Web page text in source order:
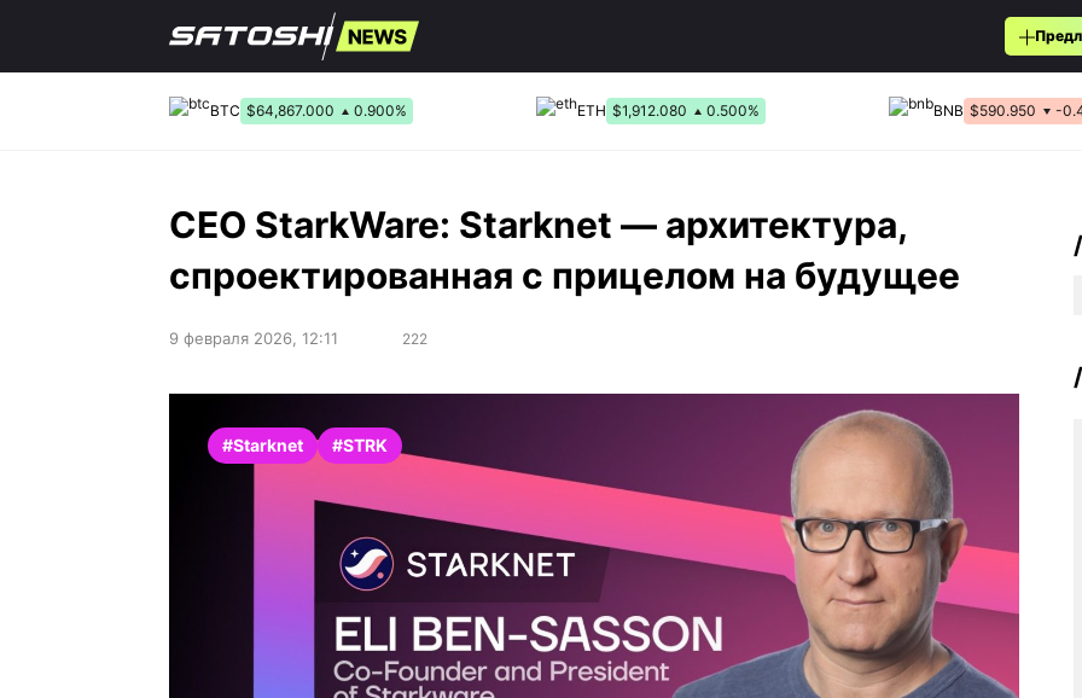
BTC $64,867.000 0.900% ETH $1,912.080 0.500% BNB $590.950 -
CEO StarkWare: Starknet — архитектура,
спроектированная с прицелом на будущее
9 февраля 2026, 12:11 222
#Starknet #STRK